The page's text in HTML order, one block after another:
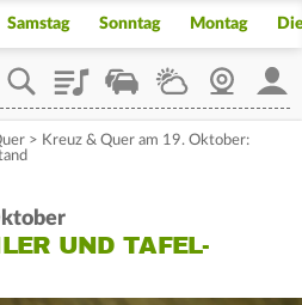
Samstag Sonntag Montag
PlaylistStaupilotWetterWebcam
> Kreuz & Quer am 19. Oktober:
UND TAFEL-